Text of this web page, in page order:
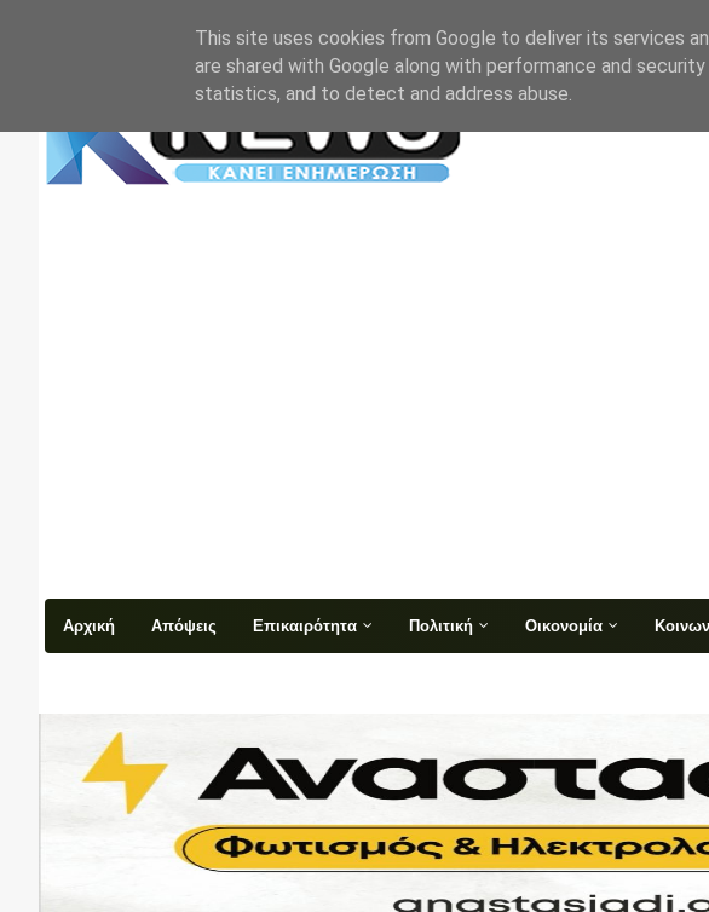
Αρχική Απόψεις Επικαιρότητα Πολιτική Οικονομία
This site uses cookies from Google to deliver its services
are shared with Google along with performance and
statistics, and to detect and address abuse.